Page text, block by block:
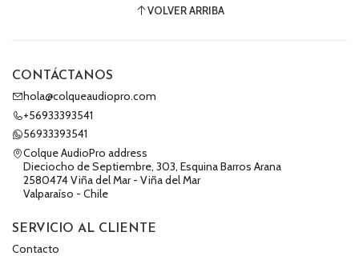
VOLVER ARRIBA
CONTÁCTANOS
hola@colqueaudiopro.com
+56933393541
56933393541
Colque AudioPro address
Dieciocho de Septiembre, 303, Esquina Barros Arana
2580474 Viña del Mar - Viña del Mar
Valparaíso - Chile
SERVICIO AL CLIENTE
Contacto